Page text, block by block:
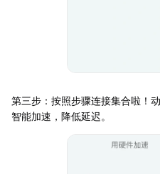
第三步：按照步骤连接集合啦！
智能加速，降低延迟。